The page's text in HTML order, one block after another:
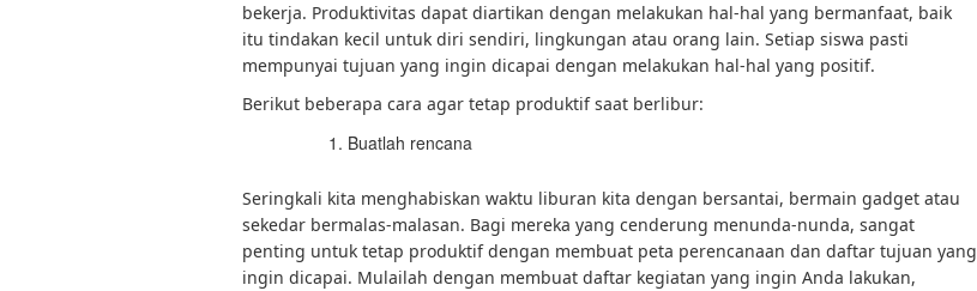
bekerja. Produktivitas dapat diartikan dengan melakukan hal-hal yang bermanfaat, baik
itu tindakan kecil untuk diri sendiri, lingkungan atau orang lain. Setiap siswa pasti
mempunyai tujuan yang ingin dicapai dengan melakukan hal-hal yang positif.
Berikut beberapa cara agar tetap produktif saat berlibur:
Buatlah rencana
Seringkali kita menghabiskan waktu liburan kita dengan bersantai, bermain gadget atau
sekedar bermalas-malasan. Bagi mereka yang cenderung menunda-nunda, sangat
penting untuk tetap produktif dengan membuat peta perencanaan dan daftar tujuan yang
ingin dicapai. Mulailah dengan membuat daftar kegiatan yang ingin Anda lakukan,